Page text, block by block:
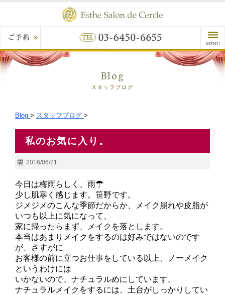
Blog
スタッフブログ
Blog > スタッフブログ >
私のお気に入り。
2016/06/21
今日は梅雨らしく、雨☂
少し肌寒く感じます。笹野です。
ジメジメのこんな季節だからか、メイク崩れや皮脂が
いつも以上に気になって、
家に帰ったらまず、メイクを落とします。
本当はあまりメイクをするのは好みではないのです
が、さすがに
お客様の前に立つお仕事をしている以上、ノーメイク
というわけには
いかないので、ナチュラルめにしています。
ナチュラルメイクをするには、土台がしっかりしてい